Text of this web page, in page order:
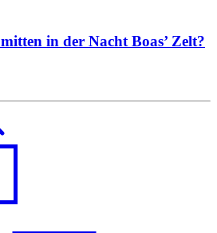
mitten in der Nacht Boas’ Zelt?